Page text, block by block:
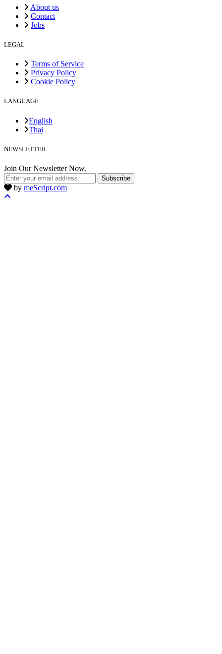
About us
Contact
Jobs
LEGAL
Terms of Service
Privacy Policy
Cookie Policy
LANGUAGE
English
Thai
NEWSLETTER
Join Our Newsletter Now.
Subscribe
by meScript.com